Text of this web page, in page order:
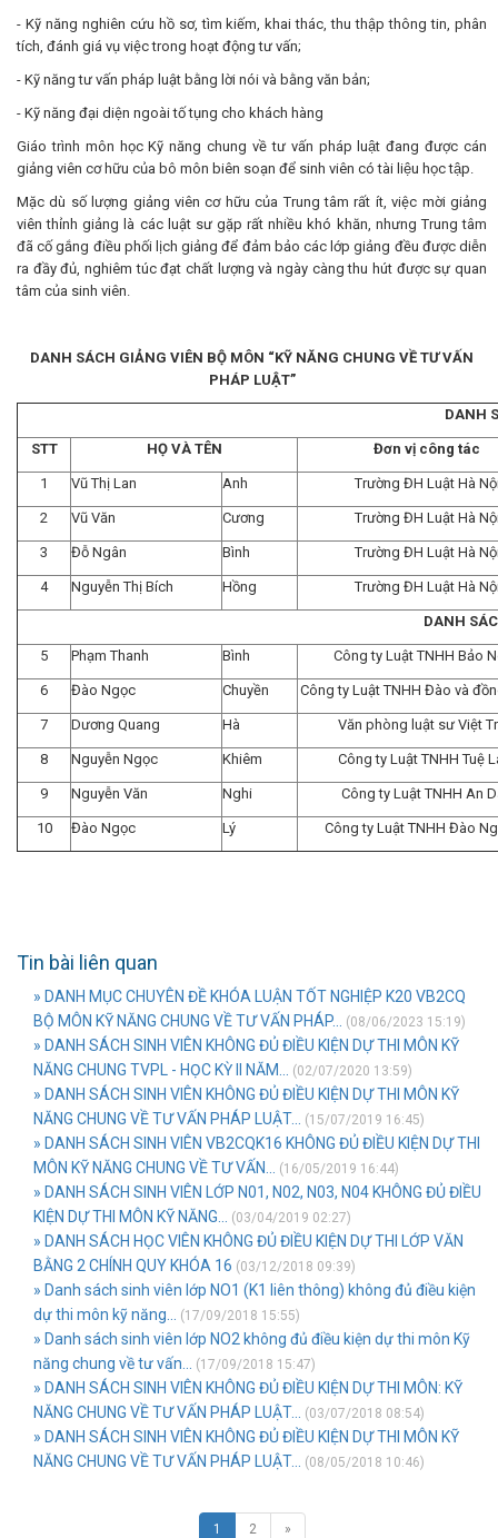
- Kỹ năng nghiên cứu hồ sơ, tìm kiếm, khai thác, thu thập thông tin, phân
tích, đánh giá vụ việc trong hoạt động tư vấn;
- Kỹ năng tư vấn pháp luật bằng lời nói và bằng văn bản;
- Kỹ năng đại diện ngoài tố tụng cho khách hàng
Giáo trình môn học Kỹ năng chung về tư vấn pháp luật đang được cán
giảng viên cơ hữu của bô môn biên soạn để sinh viên có tài liệu học tập.
Mặc dù số lượng giảng viên cơ hữu của Trung tâm rất ít, việc mời giảng
viên thỉnh giảng là các luật sư gặp rất nhiều khó khăn, nhưng Trung tâm
đã cố gắng điều phối lịch giảng để đảm bảo các lớp giảng đều được diễn
ra đầy đủ, nghiêm túc đạt chất lượng và ngày càng thu hút được sự quan
tâm của sinh viên.
DANH SÁCH GIẢNG VIÊN BỘ MÔN “KỸ NĂNG CHUNG VỀ TƯ VẤN
PHÁP LUẬT”
DANH
STT HỌ VÀ TÊN Đơn vị công tác
1 Vũ Thị Lan Anh Trường ĐH Luật Hà
2 Vũ Văn Cương Trường ĐH Luật Hà
3 Đỗ Ngân Bình Trường ĐH Luật Hà
4 Nguyễn Thị Bích Hồng Trường ĐH Luật Hà
DANH
5 Phạm Thanh Bình Công ty Luật TNHH Bảo
6 Đào Ngọc Chuyền Công ty Luật TNHH Đào và
7 Dương Quang Hà Văn phòng luật sư Việt
8 Nguyễn Ngọc Khiêm Công ty Luật TNHH Tuệ
9 Nguyễn Văn Nghi Công ty Luật TNHH An
10 Đào Ngọc Lý Công ty Luật TNHH Đào
Tin bài liên quan
» DANH MỤC CHUYÊN ĐỀ KHÓA LUẬN TỐT NGHIỆP K20 VB2CQ
BỘ MÔN KỸ NĂNG CHUNG VỀ TƯ VẤN PHÁP...
(08/06/2023 15:19)
» DANH SÁCH SINH VIÊN KHÔNG ĐỦ ĐIỀU KIỆN DỰ THI MÔN KỸ
NĂNG CHUNG TVPL - HỌC KỲ II NĂM...
(02/07/2020 13:59)
» DANH SÁCH SINH VIÊN KHÔNG ĐỦ ĐIỀU KIỆN DỰ THI MÔN KỸ
NĂNG CHUNG VỀ TƯ VẤN PHÁP LUẬT...
(15/07/2019 16:45)
» DANH SÁCH SINH VIÊN VB2CQK16 KHÔNG ĐỦ ĐIỀU KIỆN DỰ THI
MÔN KỸ NĂNG CHUNG VỀ TƯ VẤN...
(16/05/2019 16:44)
» DANH SÁCH SINH VIÊN LỚP N01, N02, N03, N04 KHÔNG ĐỦ ĐIỀU
KIỆN DỰ THI MÔN KỸ NĂNG...
(03/04/2019 02:27)
» DANH SÁCH HỌC VIÊN KHÔNG ĐỦ ĐIỀU KIỆN DỰ THI LỚP VĂN
BẰNG 2 CHÍNH QUY KHÓA 16 (03/12/2018 09:39)
» Danh sách sinh viên lớp NO1 (K1 liên thông) không đủ điều kiện
dự thi môn kỹ năng...
(17/09/2018 15:55)
» Danh sách sinh viên lớp NO2 không đủ điều kiện dự thi môn Kỹ
năng chung về tư vấn...
(17/09/2018 15:47)
» DANH SÁCH SINH VIÊN KHÔNG ĐỦ ĐIỀU KIỆN DỰ THI MÔN: KỸ
NĂNG CHUNG VỀ TƯ VẤN PHÁP LUẬT...
(03/07/2018 08:54)
» DANH SÁCH SINH VIÊN KHÔNG ĐỦ ĐIỀU KIỆN DỰ THI MÔN KỸ
NĂNG CHUNG VỀ TƯ VẤN PHÁP LUẬT...
(08/05/2018 10:46)
1 2 »